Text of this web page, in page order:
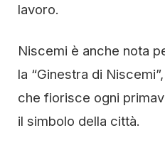
lavoro.
Niscemi è anche nota
la “Ginestra di
che fiorisce ogni
il simbolo della città.